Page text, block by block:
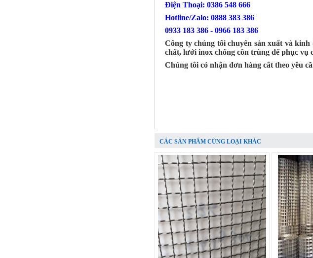
Điện Thoại: 0386 548 666
Hotline/Zalo: 0888 383 386
0933 183 386 - 0966 183 386
Công ty chúng tôi chuyên sản xuất và
chất, lưới inox chống côn trùng để phục vụ
Chúng tôi có nhận đơn hàng cắt theo yêu
CÁC SẢN PHẨM CÙNG LOẠI KHÁC